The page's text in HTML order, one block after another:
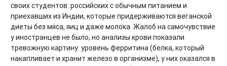
своих студентов: российских с обычным питанием и
приехавших из Индии, которые придерживаются веганской
диеты без мяса, яиц и даже молока. Жалоб на самочувствие
у иностранцев не было, но анализы крови показали
тревожную картину: уровень ферритина (белка, который
накапливает и хранит железо в организме), у них оказался в